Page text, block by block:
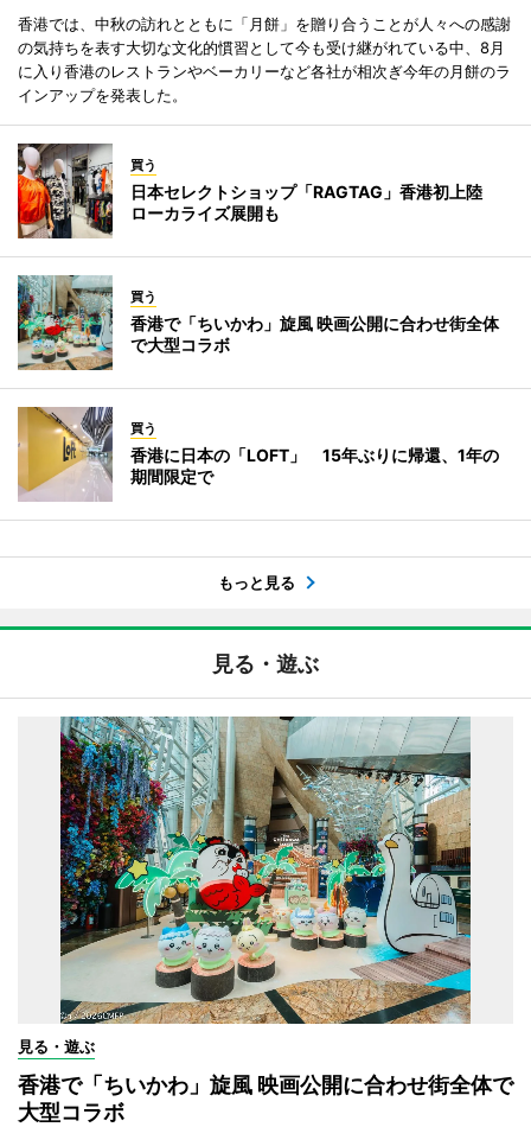
香港では、中秋の訪れとともに「月餅」を贈り合うことが人々への感謝
の気持ちを表す大切な文化的慣習として今も受け継がれている中、8月
に入り香港のレストランやベーカリーなど各社が相次ぎ今年の月餅のラ
インアップを発表した。
買う
日本セレクトショップ「RAGTAG」香港初上陸
ローカライズ展開も
買う
香港で「ちいかわ」旋風 映画公開に合わせ街全体
で大型コラボ
買う
香港に日本の「LOFT」 15年ぶりに帰還、1年の
期間限定で
もっと見る
見る・遊ぶ
見る・遊ぶ
香港で「ちいかわ」旋風 映画公開に合わせ街全体で
大型コラボ